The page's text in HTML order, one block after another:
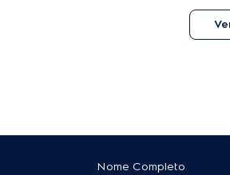
Nome Completo